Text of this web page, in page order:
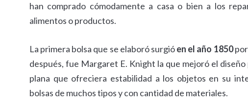
han comprado cómodamente a casa o bien a los
alimentos o productos.
La primera bolsa que se elaboró surgióen el año 1850
después, fue Margaret E. Knight la que mejoró el
plana que ofreciera estabilidad a los objetos en su
bolsas de muchos tipos y con cantidad de materiales.